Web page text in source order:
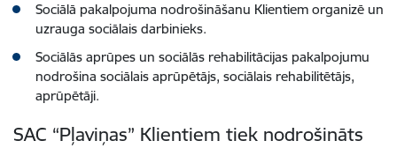
Sociālā pakalpojuma nodrošināšanu Klientiem organizē un
uzrauga sociālais darbinieks.
Sociālās aprūpes un sociālās rehabilitācijas pakalpojumu
nodrošina sociālais aprūpētājs, sociālais rehabilitētājs,
aprūpētāji.
SAC “Pļaviņas” Klientiem tiek nodrošināts